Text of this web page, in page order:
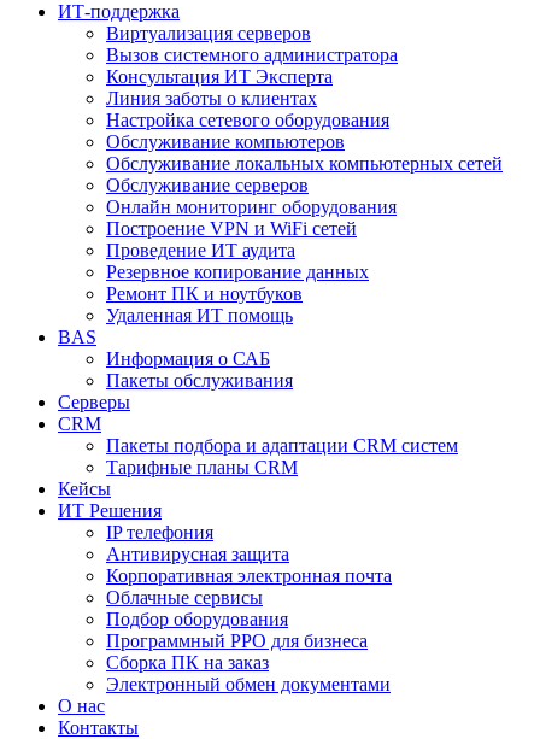
ИТ-поддержка
Виртуализация серверов
Вызов системного администратора
Консультация ИТ Эксперта
Линия заботы о клиентах
Настройка сетевого оборудования
Обслуживание компьютеров
Обслуживание локальных компьютерных сетей
Обслуживание серверов
Онлайн мониторинг оборудования
Построение VPN и WiFi сетей
Проведение ИТ аудита
Резервное копирование данных
Ремонт ПК и ноутбуков
Удаленная ИТ помощь
BAS
Информация о САБ
Пакеты обслуживания
Серверы
CRM
Пакеты подбора и адаптации CRM систем
Тарифные планы CRM
Кейсы
ИТ Решения
IP телефония
Антивирусная защита
Корпоративная электронная почта
Облачные сервисы
Подбор оборудования
Программный РРО для бизнеса
Сборка ПК на заказ
Электронный обмен документами
О нас
Контакты